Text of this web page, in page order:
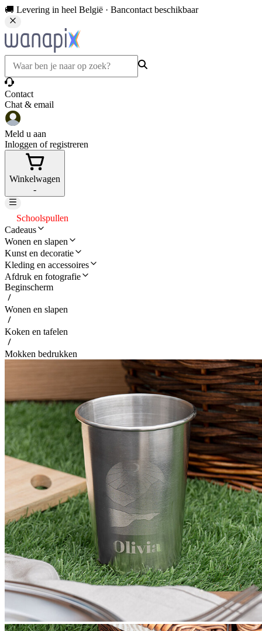
🚚 Levering in heel België · Bancontact beschikbaar
Contact
Chat & email
Meld u aan
Inloggen of registreren
Winkelwagen
-
Schoolspullen
Cadeaus
Wonen en slapen
Kunst en decoratie
Kleding en accessoires
Afdruk en fotografie
Beginscherm
Wonen en slapen
Koken en tafelen
Mokken bedrukken